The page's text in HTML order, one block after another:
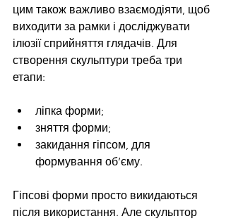
цим також важливо взаємодіяти, щоб
виходити за рамки і досліджувати
ілюзії сприйняття глядачів. Для
створення скульптури треба три
етапи:
ліпка форми;
зняття форми;
закидання гіпсом, для
формування об’єму.
Гіпсові форми просто викидаються
після використання. Але скульптор